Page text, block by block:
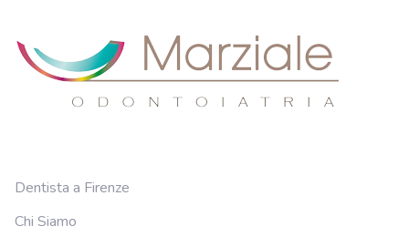
Dentista a Firenze
Chi Siamo